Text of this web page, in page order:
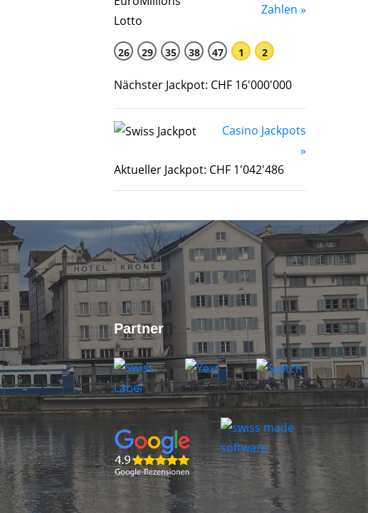
Zahlen »
26 29 35 38 47 1 2
Nächster Jackpot: CHF 16'000'000
Casino Jackpots
»
Aktueller Jackpot: CHF 1'042'486
Partner